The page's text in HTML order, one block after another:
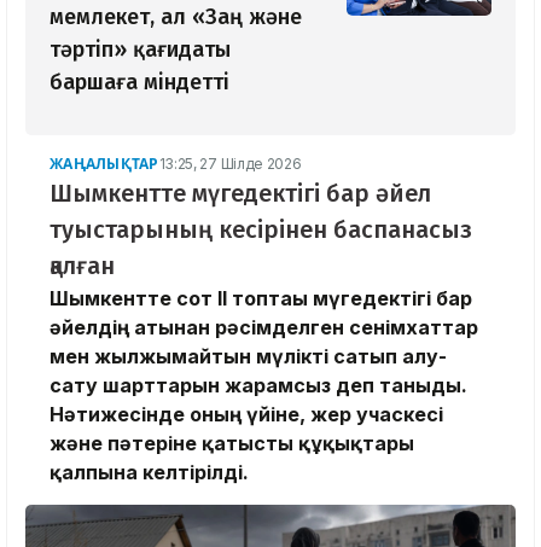
мемлекет, ал «Заң және
тәртіп» қағидаты
баршаға міндетті
ЖАҢАЛЫҚТАР 13:25, 27 Шілде 2026
Шымкентте мүгедектігі бар әйел
туыстарының кесірінен баспанасыз
қалған
Шымкентте сот ІІ топтағы мүгедектігі бар
әйелдің атынан рәсімделген сенімхаттар
мен жылжымайтын мүлікті сатып алу-
сату шарттарын жарамсыз деп таныды.
Нәтижесінде оның үйіне, жер учаскесі
және пәтеріне қатысты құқықтары
қалпына келтірілді.